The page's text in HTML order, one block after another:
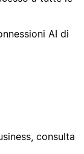
AI di
consulta